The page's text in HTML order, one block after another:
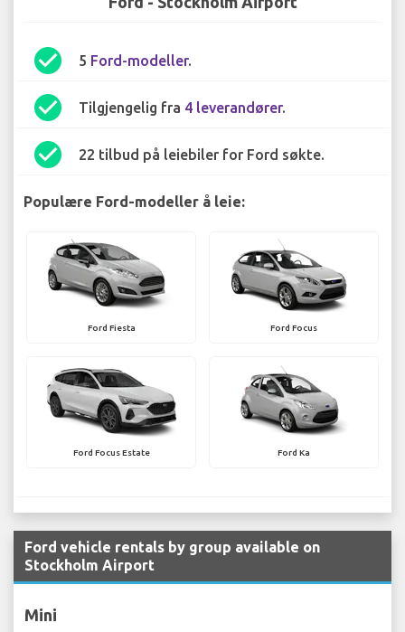
check_circle 5 Ford-modeller.
check_circle Tilgjengelig fra 4 leverandører.
check_circle 22 tilbud på leiebiler for Ford søkte.
Populære Ford-modeller å leie:
Ford Fiesta Ford Focus
Ford Focus Estate Ford Ka
Ford vehicle rentals by group available on
Stockholm Airport
Mini